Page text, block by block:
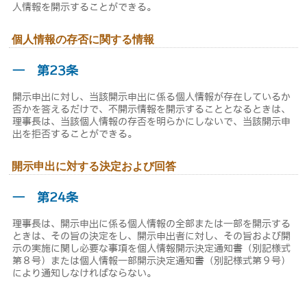
人情報を開示することができる。
個人情報の存否に関する情報
― 第23条
開示申出に対し、当該開示申出に係る個人情報が存在しているか
否かを答えるだけで、不開示情報を開示することとなるときは、
理事長は、当該個人情報の存否を明らかにしないで、当該開示申
出を拒否することができる。
開示申出に対する決定および回答
― 第24条
理事長は、開示申出に係る個人情報の全部または一部を開示する
ときは、その旨の決定をし、開示申出者に対し、その旨および開
示の実施に関し必要な事項を個人情報開示決定通知書（別記様式
第８号）または個人情報一部開示決定通知書（別記様式第９号）
により通知しなければならない。